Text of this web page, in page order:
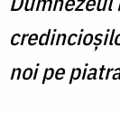
noi pe